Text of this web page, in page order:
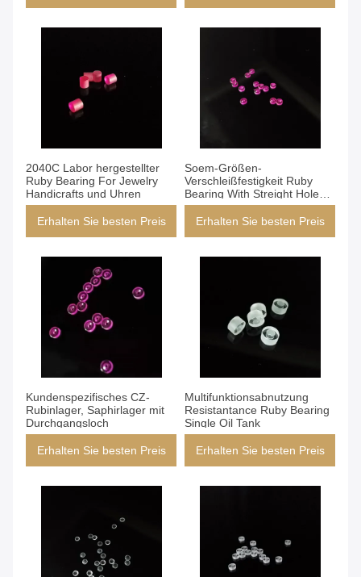
2040C Labor hergestellter
Ruby Bearing For Jewelry
Handicrafts und Uhren
Erhalten Sie besten Preis
Soem-Größen-
Verschleißfestigkeit Ruby
Bearing With Streight Holes
für Instrumente
Erhalten Sie besten Preis
Kundenspezifisches CZ-
Rubinlager, Saphirlager mit
Durchgangsloch
Erhalten Sie besten Preis
Multifunktionsabnutzung
Resistantance Ruby Bearing
Single Oil Tank
Erhalten Sie besten Preis